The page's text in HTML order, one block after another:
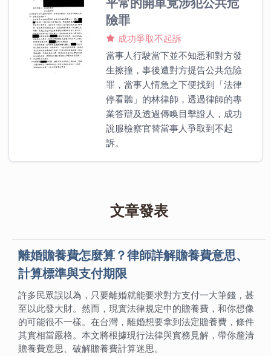
平常的開車竟涉犯公共危
險罪
成功爭取不起訴
當事人行駛當下並不知悉和對方發
生擦撞，事後遭對方提告公共危險
罪，當事人情急之下便找到「法律
停看聽」的林律師，透過律師的專
業答辯及透過傳喚目擊證人，成功
說服檢察官替當事人爭取到不起
訴。
文章發表
離婚贍養費怎麼算？律師詳解贍養費意思、
計算標準與支付期限
許多民眾誤以為，只要離婚就能要求對方支付一大筆錢，甚
至以此發大財。然而，現實法律規定中的贍養費，和你想像
的可能很不一樣。在台灣，離婚想要拿到法定贍養費，條件
其實相當嚴格。本文將根據現行法律與實務見解，帶你釐清
贍養費意思、破解贍養費計算迷思。